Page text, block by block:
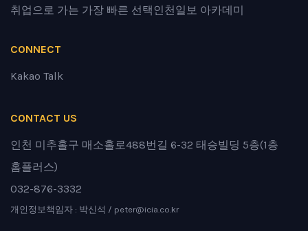
취업으로 가는 가장 빠른 선택 인천일보 아카데미
CONNECT
Kakao Talk
CONTACT US
인천 미추홀구 매소홀로488번길 6-32 태승빌딩 5층(1층
홈플러스)
032-876-3332
개인정보책임자 : 박신석 / peter@icia.co.kr